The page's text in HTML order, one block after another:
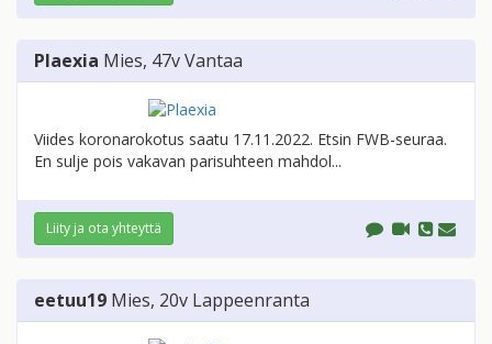
Plaexia Mies, 47vVantaa
Viides koronarokotus saatu 17.11.2022. Etsin FWB-seuraa.
En sulje pois vakavan parisuhteen mahdol...
Liity ja ota yhteyttä
eetuu19 Mies, 20v Lappeenranta